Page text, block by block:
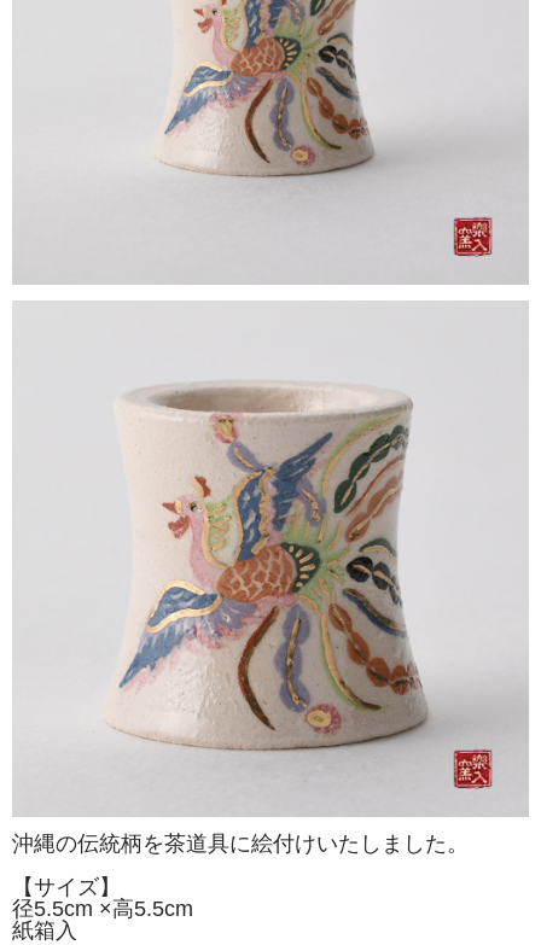
沖縄の伝統柄を茶道具に絵付けいたしました。
【サイズ】
径5.5cm ×高5.5cm
紙箱入